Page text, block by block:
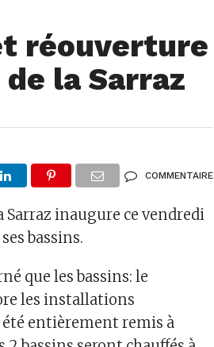
réouverture
la Sarraz
COMMENTAIRE
inaugure ce vendredi
bassins.
que les bassins: le
les installations
entièrement remis à